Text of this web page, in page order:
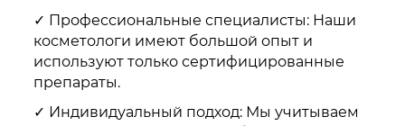
✓ Профессиональные специалисты: Наши
косметологи имеют большой опыт и
используют только сертифицированные
препараты.
✓ Индивидуальный подход: Мы учитываем